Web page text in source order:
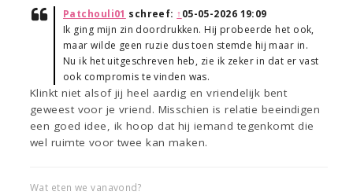
Patchouli01 schreef: ↑05-05-2026 19:09
Ik ging mijn zin doordrukken. Hij probeerde het ook,
maar wilde geen ruzie dus toen stemde hij maar in.
Nu ik het uitgeschreven heb, zie ik zeker in dat er vast
ook compromis te vinden was.
Klinkt niet alsof jij heel aardig en vriendelijk bent
geweest voor je vriend. Misschien is relatie beeindigen
een goed idee, ik hoop dat hij iemand tegenkomt die
wel ruimte voor twee kan maken.
Wat eten we vanavond?